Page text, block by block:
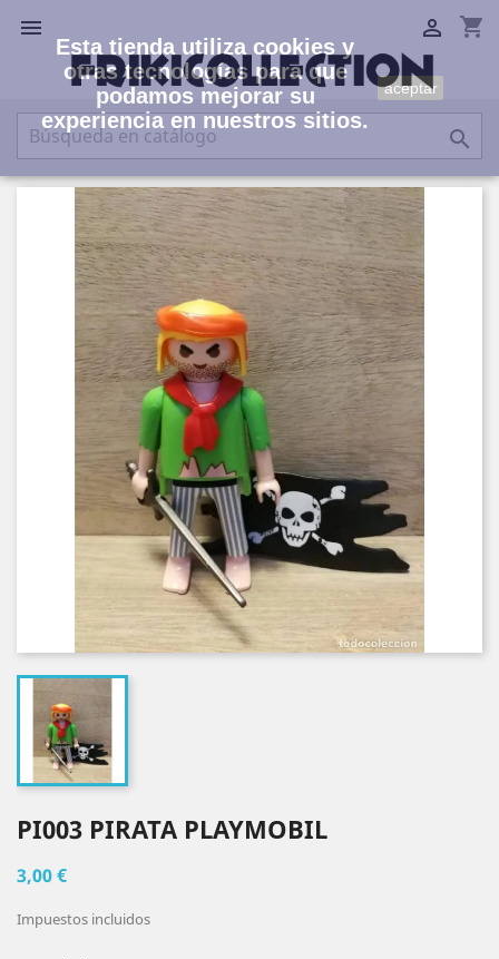
 shopping_cart


PI003 PIRATA PLAYMOBIL
3,00 €
Impuestos incluidos
Esta tienda utiliza cookies y
otras tecnologías para que
podamos mejorar su
experiencia en nuestros sitios.
aceptar